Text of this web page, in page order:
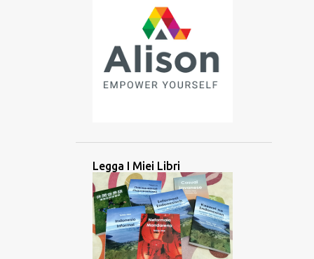
ASIA
ASIA MERIDIONALE ASIA ORIENTALE
ASIA SUD-ORIENTALE ATTIVITÀ
ATTREZZO AUDIO AUSILIARIO
BATANES BAYBAYIN BILINGUE
BRAHMI BRITANNICO BRUNEI
CAMBOGIA CANADA CANADESE
CANCELLAZIONE CULTURALE
Legga I Miei Libri